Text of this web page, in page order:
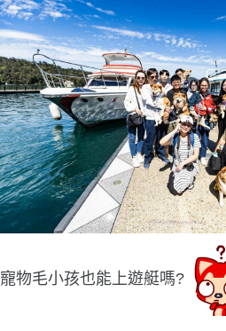
寵物毛小孩也能上遊艇嗎?